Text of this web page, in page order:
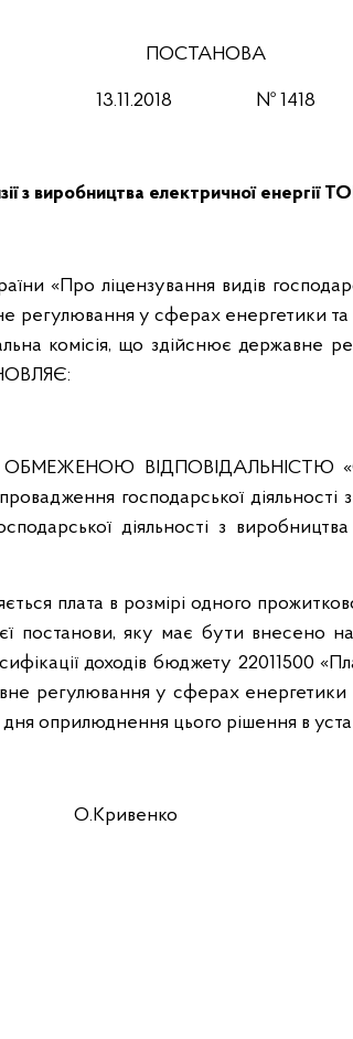
ПОСТАНОВА
13.11.2018 № 1418
з виробництва електричної
«Про ліцензування видів
регулювання у сферах енергетики
комісія, що здійснює державне
ОБМЕЖЕНОЮ ВІДПОВІДАЛЬНІСТЮ
господарської діяльності
діяльності з
плата в розмірі одного
постанови, яку має бути внесено
доходів бюджету 22011500
регулювання у сферах
дня оприлюднення цього рішення в